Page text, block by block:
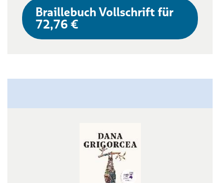
Braillebuch Vollschrift für
72,76 €